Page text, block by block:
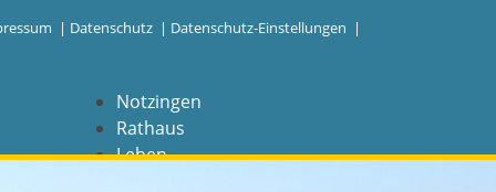
| Datenschutz | Datenschutz-Einstellungen |
Notzingen
Rathaus
Leben